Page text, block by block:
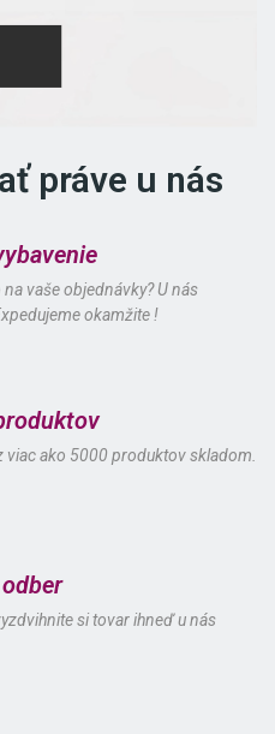
práve u nás
na vaše objednávky? U nás
okamžite !
viac ako 5000 produktov skladom.
si tovar ihneď u nás